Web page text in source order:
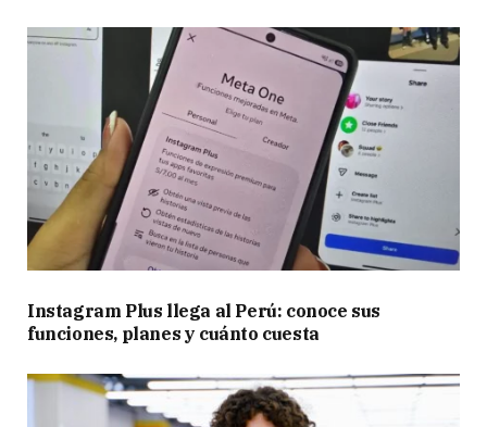
Instagram Plus llega al Perú: conoce sus
funciones, planes y cuánto cuesta